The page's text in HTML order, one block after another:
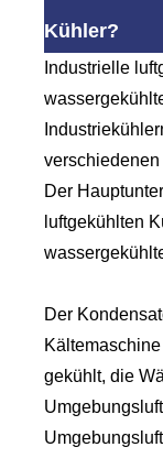
Kühler?
Industrielle
Der
luftgekühlten
Der
gekühlt, die